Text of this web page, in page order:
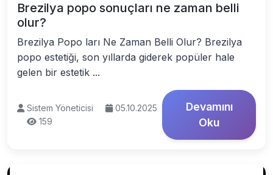
Brezilya popo sonuçları ne zaman belli
olur?
Brezilya Popo ları Ne Zaman Belli Olur? Brezilya
popo estetiği, son yıllarda giderek popüler hale
gelen bir estetik ...
Sistem Yöneticisi
05.10.2025
159
Devamını
Oku